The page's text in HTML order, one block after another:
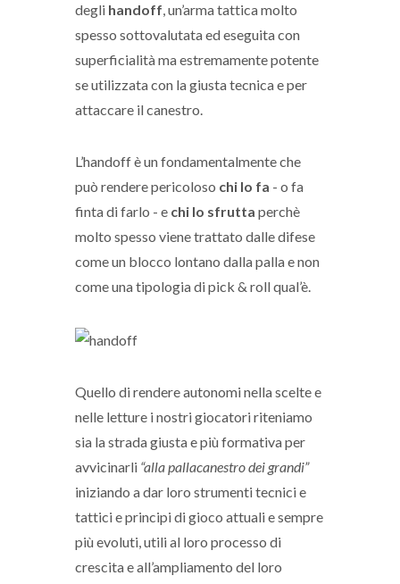
degli handoff, un’arma tattica molto
spesso sottovalutata ed eseguita con
superficialità ma estremamente potente
se utilizzata con la giusta tecnica e per
attaccare il canestro.
L’handoff è un fondamentalmente che
può rendere pericoloso chi lo fa - o fa
finta di farlo - e chi lo sfrutta perchè
molto spesso viene trattato dalle difese
come un blocco lontano dalla palla e non
come una tipologia di pick & roll qual’è.
Quello di rendere autonomi nella scelte e
nelle letture i nostri giocatori riteniamo
sia la strada giusta e più formativa per
avvicinarli “alla pallacanestro dei grandi”
iniziando a dar loro strumenti tecnici e
tattici e principi di gioco attuali e sempre
più evoluti, utili al loro processo di
crescita e all’ampliamento del loro